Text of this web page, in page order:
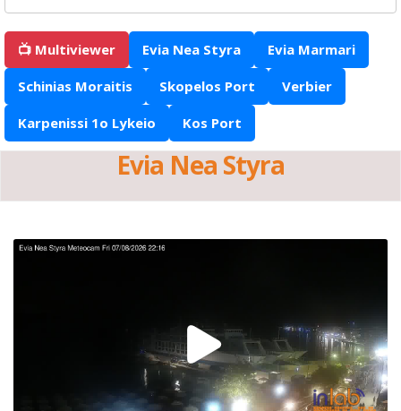
📺 Multiviewer Evia Nea Styra Evia Marmari
Schinias Moraitis Skopelos Port Verbier
Karpenissi 1o Lykeio Kos Port
Evia Nea Styra